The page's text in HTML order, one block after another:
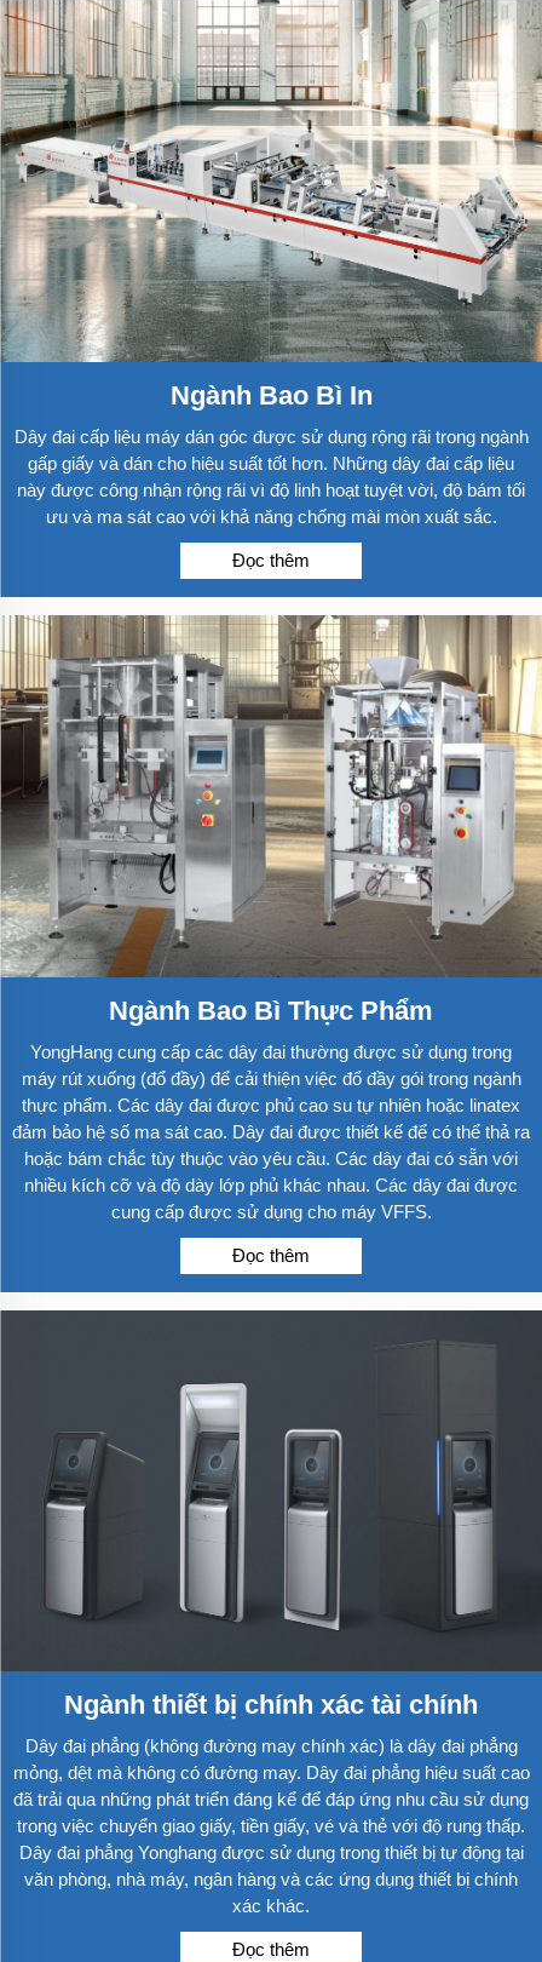
Ngành Bao Bì In
Dây đai cấp liệu máy dán góc được sử dụng rộng rãi trong ngành
gấp giấy và dán cho hiệu suất tốt hơn. Những dây đai cấp liệu
này được công nhận rộng rãi vì độ linh hoạt tuyệt vời, độ bám tối
ưu và ma sát cao với khả năng chống mài mòn xuất sắc.
Đọc thêm
Ngành Bao Bì Thực Phẩm
YongHang cung cấp các dây đai thường được sử dụng trong
máy rút xuống (đổ đầy) để cải thiện việc đổ đầy gói trong ngành
thực phẩm. Các dây đai được phủ cao su tự nhiên hoặc linatex
đảm bảo hệ số ma sát cao. Dây đai được thiết kế để có thể thả ra
hoặc bám chắc tùy thuộc vào yêu cầu. Các dây đai có sẵn với
nhiều kích cỡ và độ dày lớp phủ khác nhau. Các dây đai được
cung cấp được sử dụng cho máy VFFS.
Đọc thêm
Ngành thiết bị chính xác tài chính
Dây đai phẳng (không đường may chính xác) là dây đai phẳng
mỏng, dệt mà không có đường may. Dây đai phẳng hiệu suất cao
đã trải qua những phát triển đáng kể để đáp ứng nhu cầu sử dụng
trong việc chuyển giao giấy, tiền giấy, vé và thẻ với độ rung thấp.
Dây đai phẳng Yonghang được sử dụng trong thiết bị tự động tại
văn phòng, nhà máy, ngân hàng và các ứng dụng thiết bị chính
xác khác.
Đọc thêm